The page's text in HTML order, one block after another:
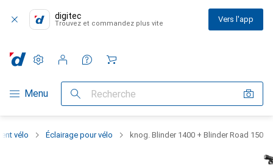
digitec
Trouvez et commandez plus vite Vers l'app
Navigation par catégorie
Menu Recherche
Paramètres
Compte client
Listes de comparaison
Listes d'envies
Panier
vélo Éclairage pour vélo knog. Blinder 1400 + Blinder Road 150